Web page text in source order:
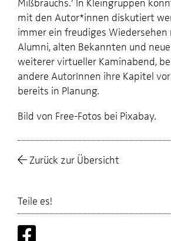
mit den Autor*innen diskutiert
immer ein freudiges
Alumni, alten Bekannten und
weiterer virtueller Kaminabend,
andere AutorInnen ihre Kapitel
bereits in Planung.
Bild von Free-Fotos bei Pixabay.
Zurück zur Übersicht
Teile es!